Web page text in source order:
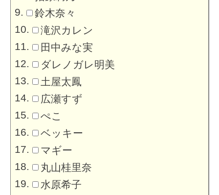
鈴木奈々
滝沢カレン
田中みな実
ダレノガレ明美
土屋太鳳
広瀬すず
ぺこ
ベッキー
マギー
丸山桂里奈
水原希子